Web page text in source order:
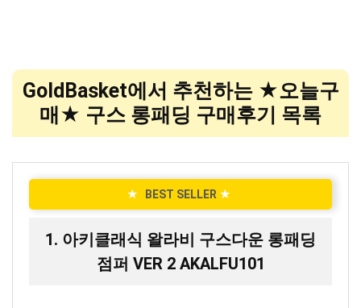
GoldBasket에서 추천하는 ★오늘구
매★ 구스 롱패딩 구매후기 목록
★ BEST SELLER ★
1. 아키클래식 왈라비 구스다운 롱패딩
점퍼 VER 2 AKALFU101